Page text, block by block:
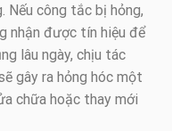
Nếu công tắc bị hỏng,
nhận được tín hiệu để
lâu ngày, chịu tác
gây ra hỏng hóc một
chữa hoặc thay mới